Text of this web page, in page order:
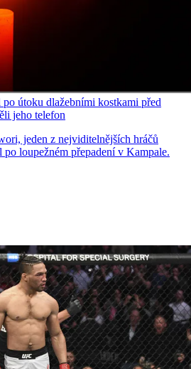
útoku dlažebními kostkami před
jeho telefon
jeden z nejviditelnějších hráčů
po loupežném přepadení v Kampale.